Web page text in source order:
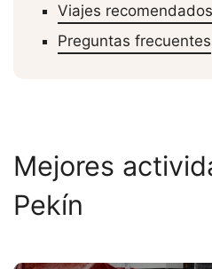
Viajes recomendados
Preguntas frecuentes
Mejores
Pekín